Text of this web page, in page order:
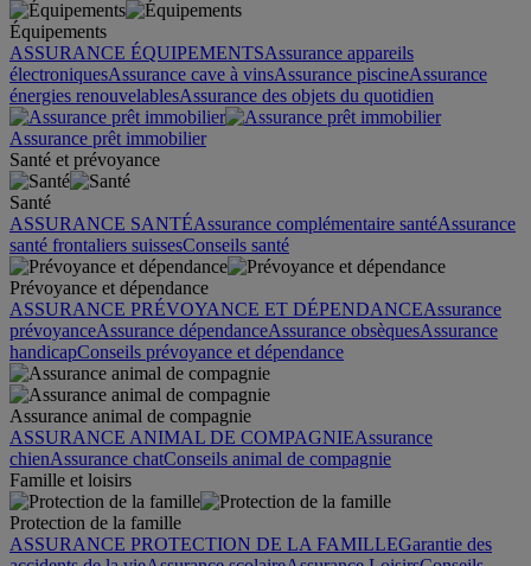
Équipements
ASSURANCE ÉQUIPEMENTSAssurance appareils
électroniquesAssurance cave à vinsAssurance piscineAssurance
énergies renouvelablesAssurance des objets du quotidien
Assurance prêt immobilier
Santé et prévoyance
Santé
ASSURANCE SANTÉAssurance complémentaire santéAssurance
santé frontaliers suissesConseils santé
Prévoyance et dépendance
ASSURANCE PRÉVOYANCE ET DÉPENDANCEAssurance
prévoyanceAssurance dépendanceAssurance obsèquesAssurance
handicapConseils prévoyance et dépendance
Assurance animal de compagnie
ASSURANCE ANIMAL DE COMPAGNIEAssurance
chienAssurance chatConseils animal de compagnie
Famille et loisirs
Protection de la famille
ASSURANCE PROTECTION DE LA FAMILLEGarantie des